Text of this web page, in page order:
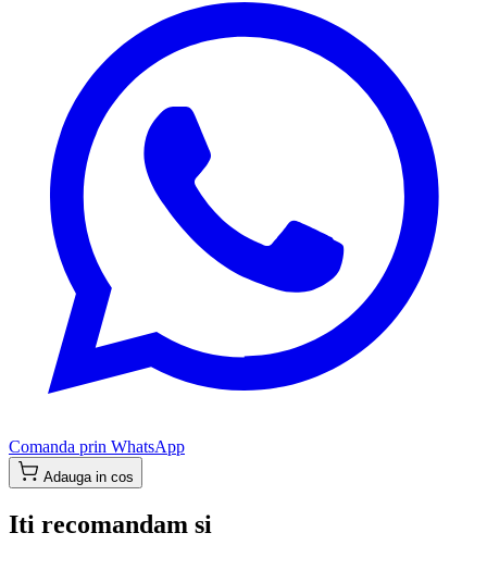
Comanda prin WhatsApp
Adauga in cos
Iti recomandam si